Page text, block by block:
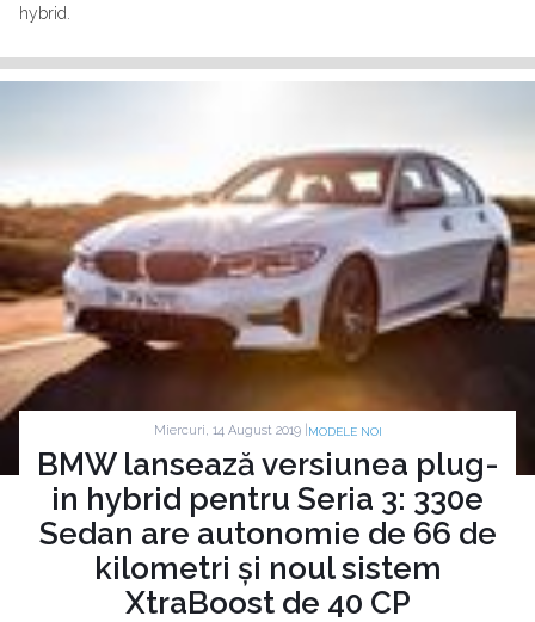
hybrid.
Miercuri, 14 August 2019 | MODELE NOI
BMW lansează versiunea plug-
in hybrid pentru Seria 3: 330e
Sedan are autonomie de 66 de
kilometri și noul sistem
XtraBoost de 40 CP